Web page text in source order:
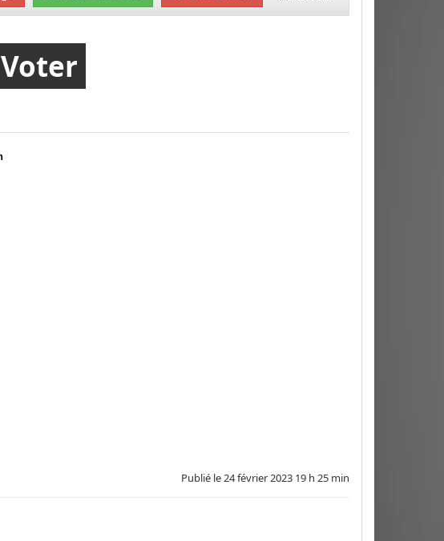
Voter
Publié le24 février 2023 19 h 25 min